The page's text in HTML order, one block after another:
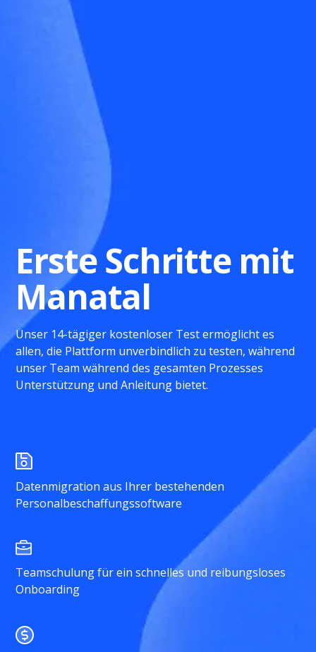
Erste Schritte mit
Manatal
Unser 14-tägiger kostenloser Test ermöglicht es
allen, die Plattform unverbindlich zu testen, während
unser Team während des gesamten Prozesses
Unterstützung und Anleitung bietet.
Datenmigration aus Ihrer bestehenden
Personalbeschaffungssoftware
Teamschulung für ein schnelles und reibungsloses
Onboarding